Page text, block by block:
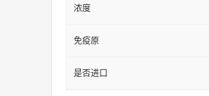
浓度
免疫原
是否进口